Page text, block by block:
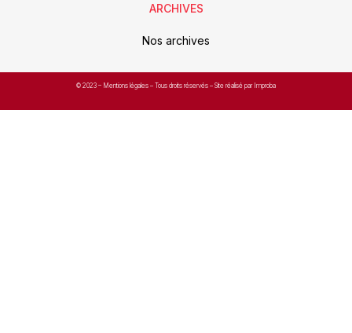
ARCHIVES
Nos archives
© 2023 – Mentions légales – Tous droits réservés – Site réalisé par Improba